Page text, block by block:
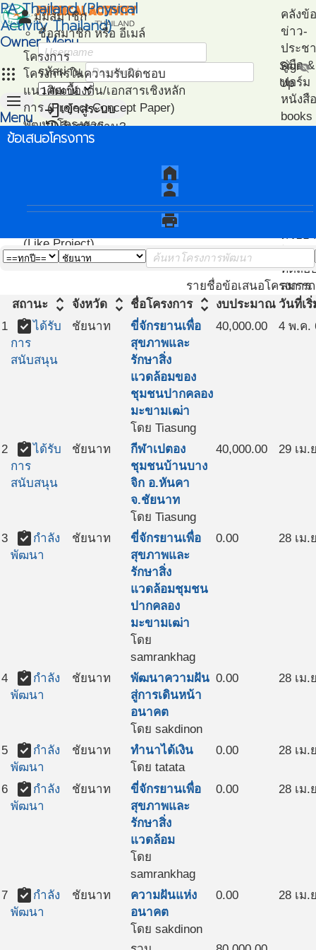
PA Thailand (Physical
Activity Thailand)
Owner Menu
apps
personมุมสมาชิก
ชื่อสมาชิก หรือ อีเมล์
รหัสผ่าน visibility_off
loginเข้าสู่ระบบ
restoreลืมรหัสผ่าน?
Sign
Up
menu
Menu
หน้า
โครงการ
โครงการในความรับผิดชอบ
แนวคิดเบื้องต้น/เอกสารเชิงหลัก
การ (Project Concept Paper)
พัฒนาโครงการ
(Project Development)
(Project Mapping)
(Like Project)
คลังข้
ข่าว-
ประช
คู่มือ
ฟอร์ม
หนังสื
books
โปรแ
ทดสอ
สมรร
ข้อเสนอโครงการ
home
person
print
รายชื่อข้อเสนอโครงการ
สถานะ
unfold_more จังหวัด unfold_more ชื่อโครงการ unfold_more งบประมาณ วันที่เ
1
assignment_turned_inได้รับ
การ
สนับสนุน
ชัยนาท
ขี่จักรยานเพื่อ
สุขภาพและ
รักษาสิ่ง
แวดล้อมของ
ชุมชนปากคลอง
มะขามเฒ่า
โดย Tiasung
40,000.00 4 พ.ค.
2 assignment_turned_inได้รับ
การ
สนับสนุน
ชัยนาท
กีฬาเปตอง
ชุมชนบ้านบาง
จิก อ.หันคา
จ.ชัยนาท
โดย Tiasung
40,000.00 29 เม.
3 assignment_turned_in กำลัง
พัฒนา
ชัยนาท
ขี่จักรยานเพื่อ
สุขภาพและ
รักษาสิ่ง
แวดล้อมชุมชน
ปากคลอง
มะขามเฒ่า
โดย
samrankhag
0.00 28 เม.
4 assignment_turned_in กำลัง
พัฒนา
ชัยนาท
พัฒนาความฝัน
สู่การเดินหน้า
อนาคต
โดย sakdinon
0.00 28 เม.
5 assignment_turned_in กำลัง
พัฒนา
ชัยนาท
ทำนาได้เงิน
โดย tatata
0.00 28 เม.
6 assignment_turned_in กำลัง
พัฒนา
ชัยนาท
ขี่จักรยานเพื่อ
สุขภาพและ
รักษาสิ่ง
แวดล้อม
โดย
samrankhag
0.00 28 เม.
7 assignment_turned_in กำลัง
พัฒนา
ชัยนาท
ความฝันแห่ง
อนาคต
โดย sakdinon
0.00 28 เม.